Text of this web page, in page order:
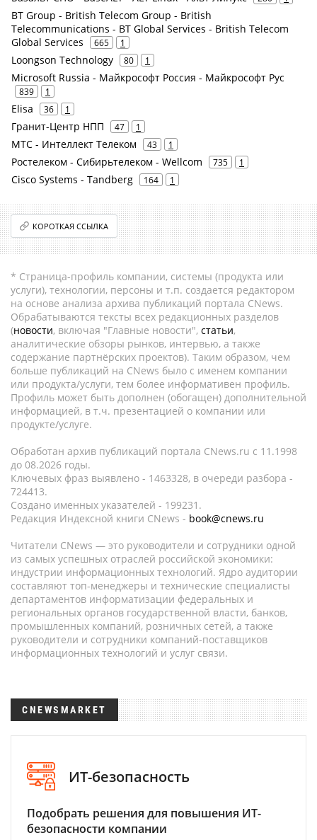
BT Group - British Telecom Group - British
Telecommunications - BT Global Services - British Telecom
Global Services
665 1
Loongson Technology 80 1
Microsoft Russia - Майкрософт Россия - Майкрософт Рус
839 1
Elisa 36 1
Гранит-Центр НПП 47 1
МТС - Интеллект Телеком 43 1
Ростелеком - Сибирьтелеком - Wellcom 735 1
Cisco Systems - Tandberg 164 1
КОРОТКАЯ ССЫЛКА
* Страница-профиль компании, системы (продукта или
услуги), технологии, персоны и т.п. создается редактором
на основе анализа архива публикаций портала CNews.
Обрабатываются тексты всех редакционных разделов
(новости, включая "Главные новости", статьи,
аналитические обзоры рынков, интервью, а также
содержание партнёрских проектов). Таким образом, чем
больше публикаций на CNews было с именем компании
или продукта/услуги, тем более информативен профиль.
Профиль может быть дополнен (обогащен) дополнительной
информацией, в т.ч. презентацией о компании или
продукте/услуге.
Обработан архив публикаций портала CNews.ru c 11.1998
до 08.2026 годы.
Ключевых фраз выявлено - 1463328, в очереди разбора -
724413.
Создано именных указателей - 199231.
Редакция Индексной книги CNews - book@cnews.ru
Читатели CNews — это руководители и сотрудники одной
из самых успешных отраслей российской экономики:
индустрии информационных технологий. Ядро аудитории
составляют топ-менеджеры и технические специалисты
департаментов информатизации федеральных и
региональных органов государственной власти, банков,
промышленных компаний, розничных сетей, а также
руководители и сотрудники компаний-поставщиков
информационных технологий и услуг связи.
CNEWSMARKET
ИТ-безопасность
Подобрать решения для повышения ИТ-
безопасности компании